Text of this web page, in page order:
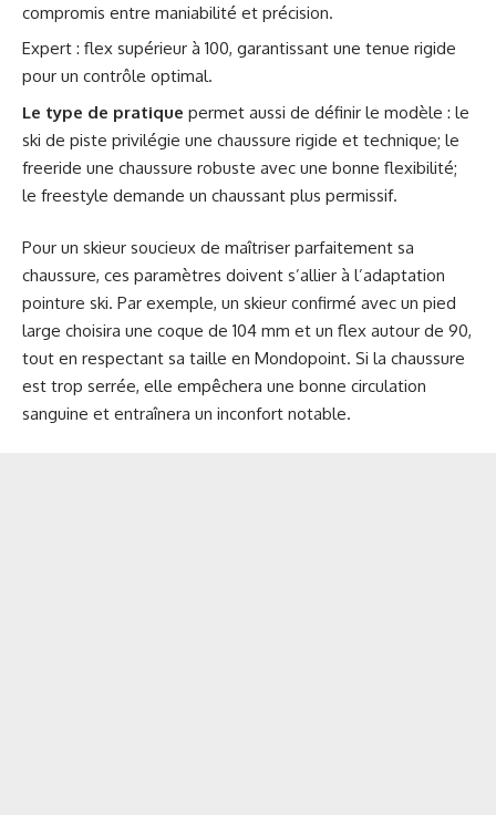
compromis entre maniabilité et précision.
Expert : flex supérieur à 100, garantissant une tenue rigide
pour un contrôle optimal.
Le type de pratique permet aussi de définir le modèle : le
ski de piste privilégie une chaussure rigide et technique; le
freeride une chaussure robuste avec une bonne flexibilité;
le freestyle demande un chaussant plus permissif.
Pour un skieur soucieux de maîtriser parfaitement sa
chaussure, ces paramètres doivent s’allier à l’adaptation
pointure ski. Par exemple, un skieur confirmé avec un pied
large choisira une coque de 104 mm et un flex autour de 90,
tout en respectant sa taille en Mondopoint. Si la chaussure
est trop serrée, elle empêchera une bonne circulation
sanguine et entraînera un inconfort notable.